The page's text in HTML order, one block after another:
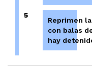
5
Reprimen
con balas
hay